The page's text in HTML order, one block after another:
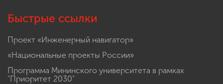
Быстрые ссылки
Проект «Инженерный навигатор»
«Национальные проекты России»
Программа Мининского университета в рамках
"Приоритет 2030"